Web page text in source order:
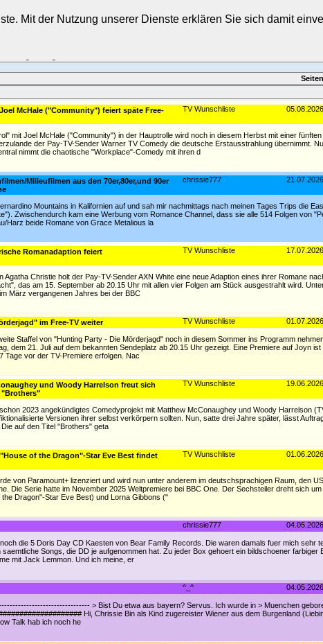
Mit der Nutzung unserer Dienste erklären Sie sich damit
TV Wunschliste
McHale ("Community") feiert späte Free-
mit Joel McHale ("Community") in der Hauptrolle wird noch in diesem Herbst mit einer
der Pay-TV-Sender Warner TV Comedy die deutsche Erstausstrahlung übernimmt.
nimmt die chaotische "Workplace"-Comedy mit ihren d
chrissie777
Milieufilmen aus den 70er,80er,und 90er
Mountains in Kalifornien auf und sah mir nachmittags nach meinen Tages Trips die
Zwischendurch kam eine Werbung vom Romance Channel, dass sie alle 514 Folgen von
Harz beide Romane von Grace Metalious la
TV Wunschliste
Romanadaption feiert
Christie holt der Pay-TV-Sender AXN White eine neue Adaption eines ihrer Romane
das am 15. September ab 20.15 Uhr mit allen vier Folgen am Stück ausgestrahlt wird.
März vergangenen Jahres bei der BBC
TV Wunschliste
im Free-TV weiter
Staffel von "Hunting Party - Die Mörderjagd" noch in diesem Sommer ins Programm
dem 21. Juli auf dem bekannten Sendeplatz ab 20.15 Uhr gezeigt. Eine Premiere auf Joyn
Tage vor der TV-Premiere erfolgen. Nac
TV Wunschliste
und Woody Harrelson freut sich
"Brothers"
2023 angekündigtes Comedyprojekt mit Matthew McConaughey und Woody Harrelson
Versionen ihrer selbst verkörpern sollten. Nun, satte drei Jahre später, lässt
auf den Titel "Brothers" geta
TV Wunschliste
of the Dragon"-Star Eve Best findet
von Paramount+ lizenziert und wird nun unter anderem im deutschsprachigen Raum, den
Die Serie hatte im November 2025 Weltpremiere bei BBC One. Der Sechsteiler dreht sich
Dragon"-Star Eve Best) und Lorna Gibbons ("
chrissie777
die 5 Doris Day CD Kaesten von Bear Family Records. Die waren damals fuer mich sehr
Songs, die DD je aufgenommen hat. Zu jeder Box gehoert ein bildschoener farbiger
mit Jack Lemmon. Und ich meine, er
^_^
> Bist Du etwa aus bayern? Servus. Ich wurde in > Muenchen
Hi, Chrissie Bin als Kind zugereister Wiener aus dem Burgenland
Talk hab ich noch he